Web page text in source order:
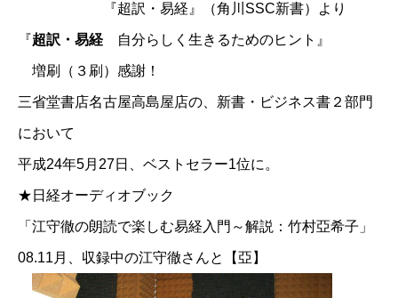
『超訳・易経』（角川SSC新書）より
『 超訳・易経 自分らしく生きるためのヒント』
増刷（３刷）感謝！
三省堂書店名古屋高島屋店の、新書・ビジネス書２部門
において
平成24年5月27日、ベストセラー1位に。
★日経オーディオブック
「江守徹の朗読で楽しむ易経入門～解説：竹村亞希子」
08.11月、収録中の江守徹さんと【亞】